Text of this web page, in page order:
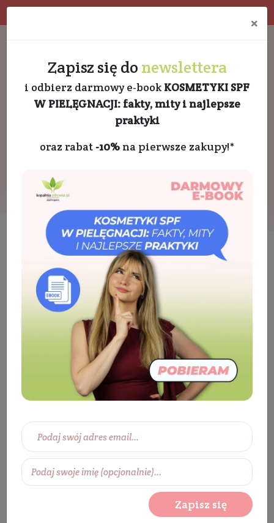
Kosmetyki Twarz
demakijaż
Pianka do mycia twarzy
pianka do mycia twarzy Pyretrin-D
BESTSELLER
×
Zapisz się do newslettera
i odbierz darmowy e-book KOSMETYKI SPF
W PIELĘGNACJI: fakty, mity i najlepsze
praktyki
oraz rabat -10%na pierwsze zakupy!*
Zapisz się